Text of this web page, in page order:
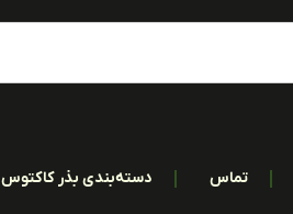
تماس دسته‌بندی بذر کاکتوس